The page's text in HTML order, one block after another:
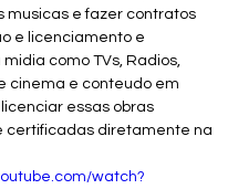
musicas e fazer contratos
e licenciamento e
como TVs, Radios,
cinema e conteudo em
essas obras
certificadas diretamente na
watch?